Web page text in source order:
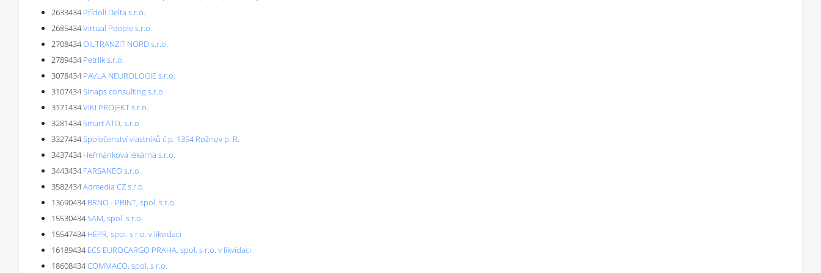
2633434 Přídolí Delta s.r.o.
2685434Virtual People s.r.o.
2708434OILTRANZIT NORD s.r.o.
2789434 Petrlík s.r.o.
3078434 PAVLA NEUROLOGIE s.r.o.
3107434Sinaps consulting s.r.o.
3171434VIKI PROJEKT s.r.o.
3281434Smart ATO, s.r.o.
3327434Společenství vlastníků č.p. 1354 Rožnov p. R.
3437434 Heřmánková lékárna s.r.o.
3443434 FARSANEO s.r.o.
3582434Admedia CZ s.r.o.
13690434 BRNO - PRINT, spol. s r.o.
15530434SAM, spol. s r.o.
15547434 HEPR, spol. s r.o. v likvidaci
16189434 ECS EUROCARGO PRAHA, spol. s r.o. v likvidaci
18608434COMMACO, spol. s r.o.